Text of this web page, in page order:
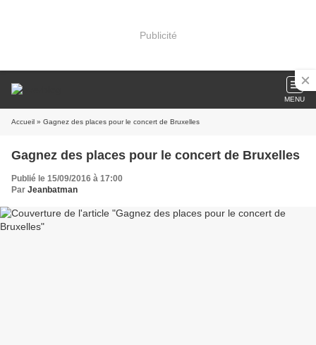
Publicité
MENU
Accueil » Gagnez des places pour le concert de Bruxelles
Gagnez des places pour le concert de Bruxelles
Publié le 15/09/2016 à 17:00
Par Jeanbatman